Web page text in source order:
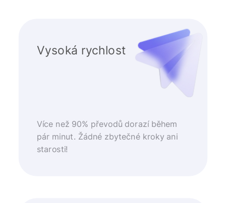
Vysoká rychlost
Více než 90% převodů dorazí během
pár minut. Žádné zbytečné kroky ani
starosti!